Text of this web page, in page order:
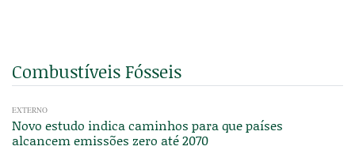
Combustíveis Fósseis
EXTERNO
Novo estudo indica caminhos para que países
alcancem emissões zero até 2070